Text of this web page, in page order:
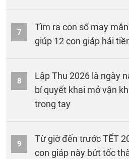
7
Tìm ra con số may
giúp 12 con giáp hái
8
Lập Thu 2026 là ngày
bí quyết khai mở vận
trong tay
9
Từ giờ đến trước TẾT
con giáp này bứt tốc